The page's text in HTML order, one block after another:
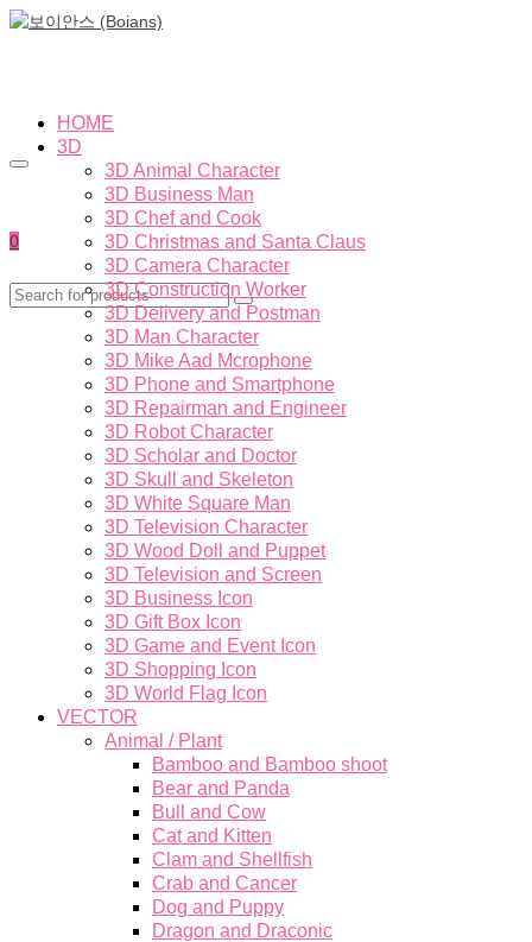
0
HOME
3D
3D Animal Character
3D Business Man
3D Chef and Cook
3D Christmas and Santa Claus
3D Camera Character
3D Construction Worker
3D Delivery and Postman
3D Man Character
3D Mike Aad Mcrophone
3D Phone and Smartphone
3D Repairman and Engineer
3D Robot Character
3D Scholar and Doctor
3D Skull and Skeleton
3D White Square Man
3D Television Character
3D Wood Doll and Puppet
3D Television and Screen
3D Business Icon
3D Gift Box Icon
3D Game and Event Icon
3D Shopping Icon
3D World Flag Icon
VECTOR
Animal / Plant
Bamboo and Bamboo shoot
Bear and Panda
Bull and Cow
Cat and Kitten
Clam and Shellfish
Crab and Cancer
Dog and Puppy
Dragon and Draconic